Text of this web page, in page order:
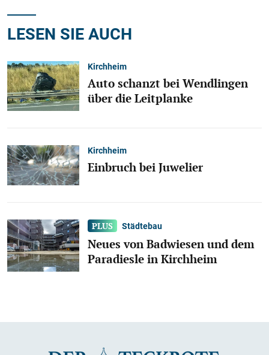
LESEN SIE AUCH
Kirchheim
Auto schanzt bei Wendlingen
über die Leitplanke
Kirchheim
Einbruch bei Juwelier
Städtebau
Neues von Badwiesen und dem
Paradiesle in Kirchheim